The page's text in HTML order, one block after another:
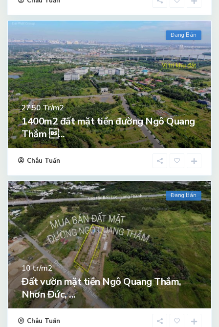
Đang Bán
27.50Tr/m2
1400m2 đất mặt tiền đường Ngô Quang
Thắm ...
Châu Tuấn
Đang Bán
10tr/m2
Đất vườn mặt tiền Ngô Quang Thắm,
Nhơn Đức, ...
Châu Tuấn